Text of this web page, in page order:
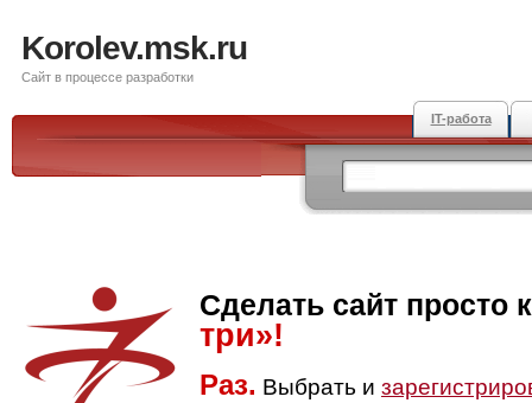
Korolev.msk.ru
Сайт в процессе разработки
IT-работа
Сделать сайт просто
три»!
Раз. Выбрать и